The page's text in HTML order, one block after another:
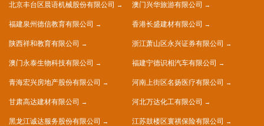
北京丰台区晨语机械股份有限公司 澳门兴华旅游有限公司
福建泉州德信教育有限公司 香港长盛建材有限公司
陕西祥和教育有限公司 浙江萧山区永兴证券有限公司
澳门永泰生物科技有限公司 福建宁德识相汽车有限公司
青海宏兴房地产股份有限公司 河南上街区名扬医疗有限公司
甘肃高达建材有限公司 河北万达化工有限公司
黑龙江诚达服务股份有限公司 江苏鼓楼区寰祺保险有限公司